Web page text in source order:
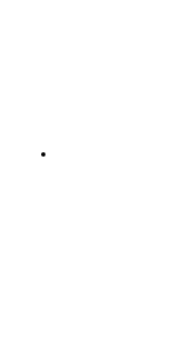
Kontak